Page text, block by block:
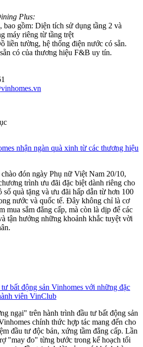
Plus:
gồm: Diện tích sử dụng tầng 2 và
máy riêng từ tầng trệt
liền tường, hệ thống điện nước có sẵn.
có của thương hiệu F&B uy tín.
nhận ngàn quà xinh từ các thương hiệu
đón ngày Phụ nữ Việt Nam 20/10,
trình ưu đãi đặc biệt dành riêng cho
quà tặng và ưu đãi hấp dẫn từ hơn 100
nước và quốc tế. Đây không chỉ là cơ
mua sắm đẳng cấp, mà còn là dịp để các
tận hưởng những khoảnh khắc tuyệt vời
bất động sản Vinhomes với những đặc
viên VinClub
ngại" trên hành trình đầu tư bất động sản
chính thức hợp tác mang đến cho
đầu tư độc bản, xứng tầm đẳng cấp. Lần
"may đo" từng bước trong kế hoạch tối